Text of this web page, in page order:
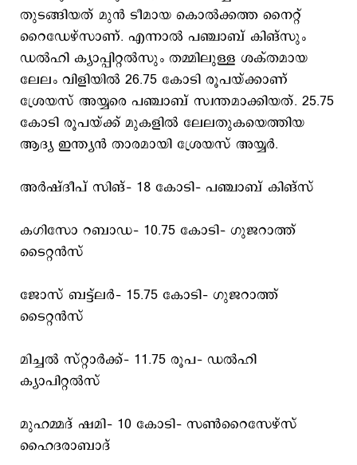
തുടങ്ങിയത് മുന്‍ ടീമായ കൊല്‍ക്കത്ത നൈറ്റ്
റൈഡേഴ്സാണ്. എന്നാല്‍ പഞ്ചാബ് കിങ്സും
ഡല്‍ഹി ക്യാപ്പിറ്റല്‍സും തമ്മിലുള്ള ശക്തമായ
ലേലം വിളിയില്‍ 26.75 കോടി രൂപയ്ക്കാണ്
ശ്രേയസ് അയ്യരെ പഞ്ചാബ് സ്വന്തമാക്കിയത്. 25.75
കോടി രൂപയ്ക്ക് മുകളില്‍ ലേലതുകയെത്തിയ
ആദ്യ ഇന്ത്യന്‍ താരമായി ശ്രേയസ് അയ്യര്‍.
അർഷ്ദീപ് സിങ്– 18 കോടി– പഞ്ചാബ് കിങ്സ്
കഗിസോ റബാഡ– 10.75 കോടി– ഗുജറാത്ത്
ടൈറ്റന്‍സ്
ജോസ് ബട്ട്‌ലർ– 15.75 കോടി– ഗുജറാത്ത്
ടൈറ്റന്‍സ്
മിച്ചൽ സ്റ്റാർക്ക്– 11.75 രൂപ– ഡൽഹി
ക്യാപിറ്റൽസ്
മുഹമ്മദ് ഷമി– 10 കോടി– സണ്‍റൈസേഴ്സ്
ഹൈദരാബാദ്